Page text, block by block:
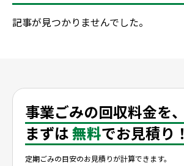
記事が見つかりませんでした。
事業ごみの回収料金を、
まずは無料でお見積り！
定期ごみの目安のお見積りが計算できます。